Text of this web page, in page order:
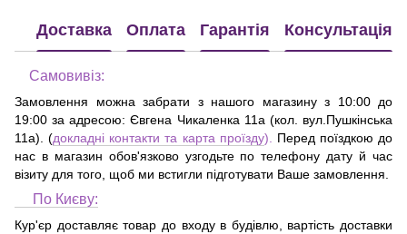
Доставка Оплата Гарантія Консультація
Самовивіз:
Замовлення можна забрати з нашого магазину з 10:00 до
19:00 за адресою:Євгена Чикаленка 11а (кол. вул.Пушкінська
11а). (докладні контакти та карта проїзду). Перед поїздкою до
нас в магазин обов'язково узгодьте по телефону дату й час
візиту для того, щоб ми встигли підготувати Ваше замовлення.
По Києву:
Кур'єр доставляє товар до входу в будівлю, вартість доставки